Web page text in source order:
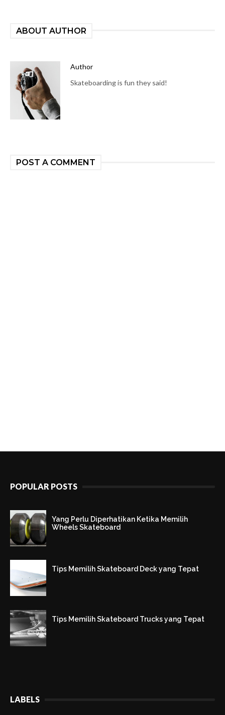
ABOUT AUTHOR
Author
Skateboarding is fun they said!
POST A COMMENT
POPULAR POSTS
Yang Perlu Diperhatikan Ketika Memilih
Wheels Skateboard
Tips Memilih Skateboard Deck yang Tepat
Tips Memilih Skateboard Trucks yang Tepat
LABELS